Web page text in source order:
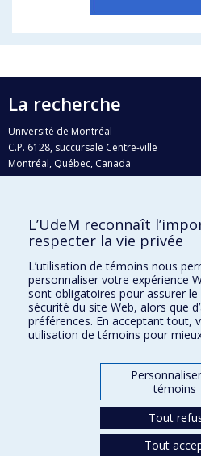
La recherche
Université de Montréal
C.P. 6128, succursale Centre-ville
Montréal, Québec, Canada
H3C 3J7
Qui fait quoi?
Nous trouver
Plan du site
Accessibilité
L’UdeM reconnaît
respecter la vie privée
L’utilisation de témoins nous
personnaliser votre expérience
sont obligatoires pour assurer
sécurité du site Web, alors que
préférences. En acceptant tout,
utilisation de témoins pour
témoins
Tout
Tout